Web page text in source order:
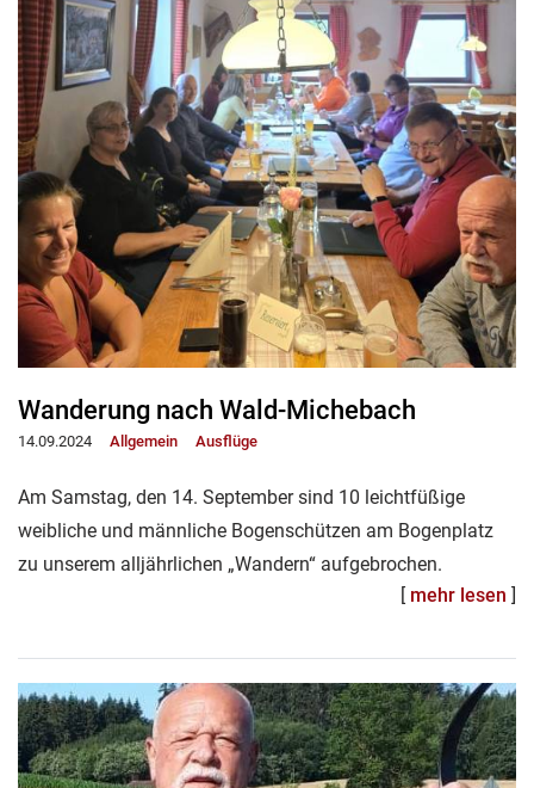
Wanderung nach Wald-Michebach
14.09.2024 Allgemein Ausflüge
Am Samstag, den 14. September sind 10 leichtfüßige
weibliche und männliche Bogenschützen am Bogenplatz
zu unserem alljährlichen „Wandern“ aufgebrochen.
[ mehr lesen ]